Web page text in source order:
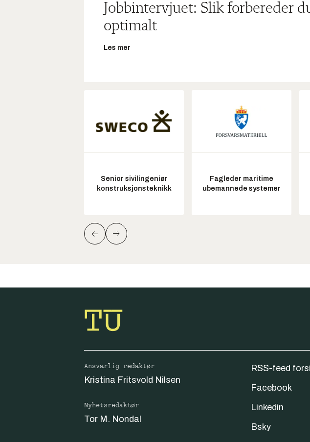
Jobbintervjuet: Slik forbereder
optimalt
Les mer
Senior sivilingeniør
konstruksjonsteknikk
Fagleder maritime
ubemannede systemer
Ansvarlig redaktør
Kristina Fritsvold Nilsen
Nyhetsredaktør
Tor M. Nondal
RSS-feed
Facebook
Linkedin
Bsky